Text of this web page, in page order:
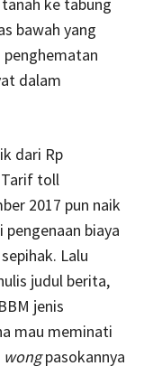
ke tabung
bawah yang
dalam
dari Rp
Tarif toll
2017 pun naik
pengenaan biaya
Lalu
judul berita,
jenis
mau meminati
wongpasokannya